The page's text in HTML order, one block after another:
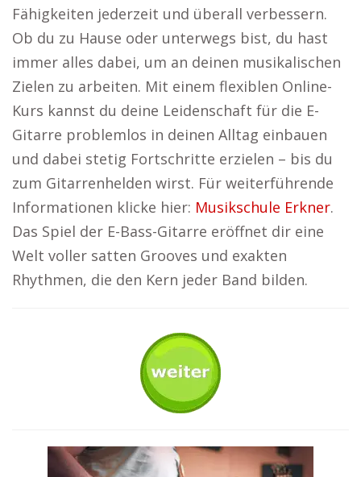
Fähigkeiten jederzeit und überall verbessern.
Ob du zu Hause oder unterwegs bist, du hast
immer alles dabei, um an deinen musikalischen
Zielen zu arbeiten. Mit einem flexiblen Online-
Kurs kannst du deine Leidenschaft für die E-
Gitarre problemlos in deinen Alltag einbauen
und dabei stetig Fortschritte erzielen – bis du
zum Gitarrenhelden wirst. Für weiterführende
Informationen klicke hier: Musikschule Erkner.
Das Spiel der E-Bass-Gitarre eröffnet dir eine
Welt voller satten Grooves und exakten
Rhythmen, die den Kern jeder Band bilden.